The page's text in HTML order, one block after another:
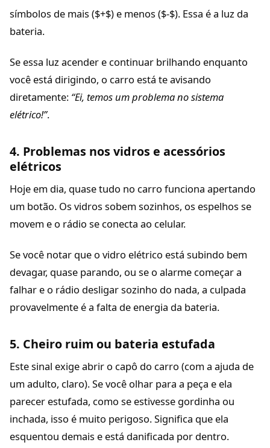
símbolos de mais ($+$) e menos ($-$). Essa é a luz da
bateria.
Se essa luz acender e continuar brilhando enquanto
você está dirigindo, o carro está te avisando
diretamente: “Ei, temos um problema no sistema
elétrico!”.
4. Problemas nos vidros e acessórios
elétricos
Hoje em dia, quase tudo no carro funciona apertando
um botão. Os vidros sobem sozinhos, os espelhos se
movem e o rádio se conecta ao celular.
Se você notar que o vidro elétrico está subindo bem
devagar, quase parando, ou se o alarme começar a
falhar e o rádio desligar sozinho do nada, a culpada
provavelmente é a falta de energia da bateria.
5. Cheiro ruim ou bateria estufada
Este sinal exige abrir o capô do carro (com a ajuda de
um adulto, claro). Se você olhar para a peça e ela
parecer estufada, como se estivesse gordinha ou
inchada, isso é muito perigoso. Significa que ela
esquentou demais e está danificada por dentro.